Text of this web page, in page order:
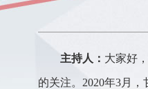
主持人： 大家好
的关注。2020年3月